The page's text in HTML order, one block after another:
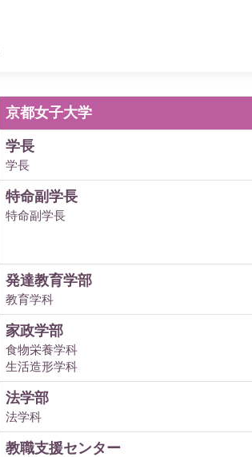
京都女子大学
学長
学長
特命副学長
特命副学長
発達教育学部
教育学科
家政学部
食物栄養学科
生活造形学科
法学部
法学科
教職支援センター